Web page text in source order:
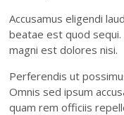
Accusamus eligendi
beatae est quod
magni est dolores nisi.
Perferendis ut
Omnis sed ipsum
quam rem officiis